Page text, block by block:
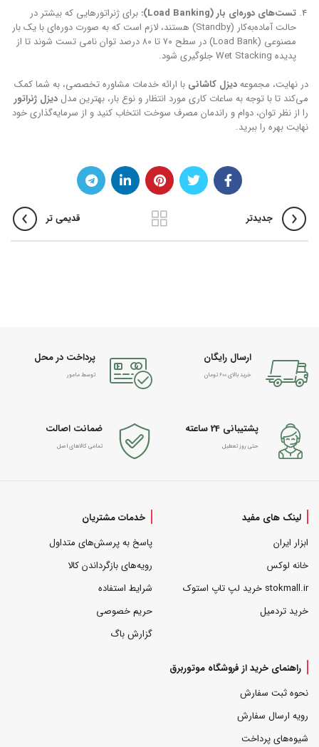
تست‌های دوره‌ای بار (Load Banking):
برای ژنراتورهایی که بیشتر در
حالت آماده‌به‌کار (Standby) هستند، لازم است که به صورت دوره‌ای با یک بار
مصنوعی (Load Bank) در سطح ۷۰ تا ۸۰ درصد توان نامی تست شوند تا از
پدیده Wet Stacking جلوگیری شود.
در نهایت، مجموعهدیزل کاشانی با ارائه خدمات مشاوره تخصصی، به شما کمک
می‌کند تا با توجه به ساعات کاری مورد انتظار و نوع بار، بهترین مدل دیزل ژنراتور
را از نظر توان، دوام و راندمان مصرف سوخت انتخاب کنید و از سرمایه‌گذاری خود
نهایت بهره را ببرید.
جدیدتر قدیمی تر
ارسال رایگان
خرید بالای 600 تومان
پرداخت در محل
توسط مامور
پشتیبانی 24 ساعته
حتی روز تعطیل
ضمانت اصالت
تمامی کالاهای اصل
لینک های مفید
ابزار ایران
خانه لوکس
stokmall.ir خرید لپ تاپ استوک
خرید تردمیل
خدمات مشتریان
پاسخ به پرسش‌های متداول
رویه‌های بازگرداندن کالا
شرایط استفاده
حریم خصوصی
گزارش باگ
راهنمای خرید از فروشگاه موتوربرق
نحوه ثبت سفارش
رویه ارسال سفارش
شیوه‌های پرداخت